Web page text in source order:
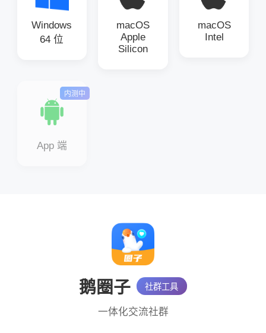
Windows
64 位
macOS
Apple
Silicon
macOS
Intel
App 端
内测中
鹅圈子 社群工具
一体化交流社群